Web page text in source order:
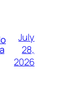
July
28,
2026